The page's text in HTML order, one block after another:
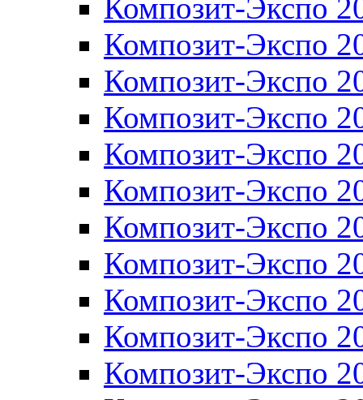
Композит-Экспо
Композит-Экспо
Композит-Экспо
Композит-Экспо
Композит-Экспо
Композит-Экспо
Композит-Экспо
Композит-Экспо
Композит-Экспо
Композит-Экспо
Композит-Экспо